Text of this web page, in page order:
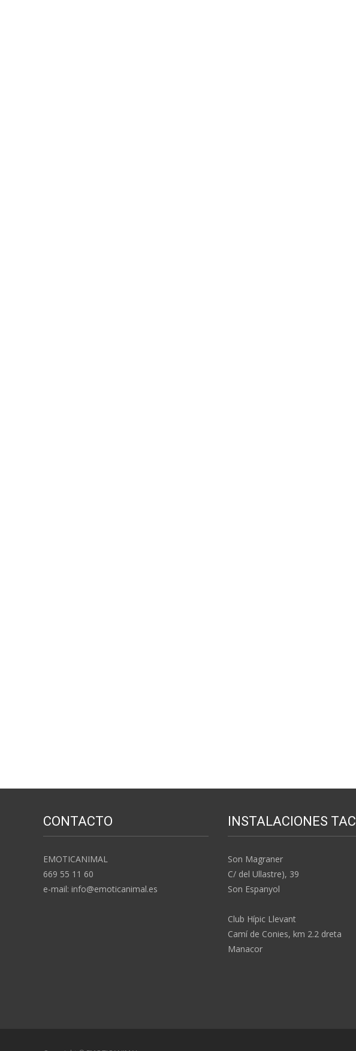
CONTACTO
EMOTICANIMAL
669 55 11 60
e-mail: info@emoticanimal.es
INSTALACIONES TAC
Son Magraner
C/ del Ullastre), 39
Son Espanyol
Club Hípic Llevant
Camí de Conies, km 2.2 dreta
Manacor